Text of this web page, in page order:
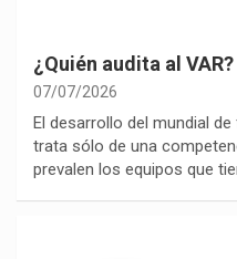
¿Quién audita al VAR?
07/07/2026
El desarrollo del mundial
trata sólo de una
prevalen los equipos que